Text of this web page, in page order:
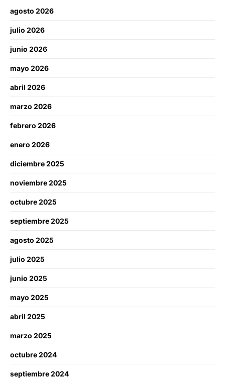
agosto 2026
julio 2026
junio 2026
mayo 2026
abril 2026
marzo 2026
febrero 2026
enero 2026
diciembre 2025
noviembre 2025
octubre 2025
septiembre 2025
agosto 2025
julio 2025
junio 2025
mayo 2025
abril 2025
marzo 2025
octubre 2024
septiembre 2024